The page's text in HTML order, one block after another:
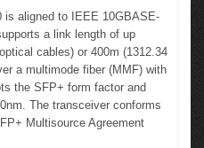
is aligned to IEEE 10GBASE-
a link length of up
cables) or 400m (1312.34
a multimode fiber (MMF) with
the SFP+ form factor and
The transceiver conforms
Multisource Agreement